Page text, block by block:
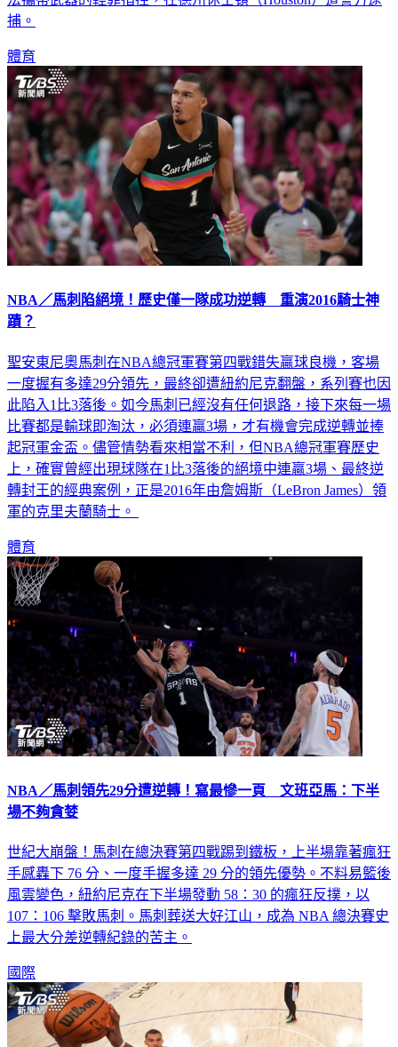
捕。
體育
NBA／馬刺陷絕境！歷史僅一隊成功逆轉 重演2016騎士神
蹟？
聖安東尼奧馬刺在NBA總冠軍賽第四戰錯失贏球良機，客場
一度握有多達29分領先，最終卻遭紐約尼克翻盤，系列賽也因
此陷入1比3落後。如今馬刺已經沒有任何退路，接下來每一場
比賽都是輸球即淘汰，必須連贏3場，才有機會完成逆轉並捧
起冠軍金盃。儘管情勢看來相當不利，但NBA總冠軍賽歷史
上，確實曾經出現球隊在1比3落後的絕境中連贏3場、最終逆
轉封王的經典案例，正是2016年由詹姆斯（LeBron James）領
軍的克里夫蘭騎士。
體育
NBA／馬刺領先29分遭逆轉！寫最慘一頁 文班亞馬：下半
場不夠貪婪
世紀大崩盤！馬刺在總決賽第四戰踢到鐵板，上半場靠著瘋狂
手感轟下 76 分、一度手握多達 29 分的領先優勢。不料易籃後
風雲變色，紐約尼克在下半場發動 58：30 的瘋狂反撲，以
107：106 擊敗馬刺。馬刺葬送大好江山，成為 NBA 總決賽史
上最大分差逆轉紀錄的苦主。
國際